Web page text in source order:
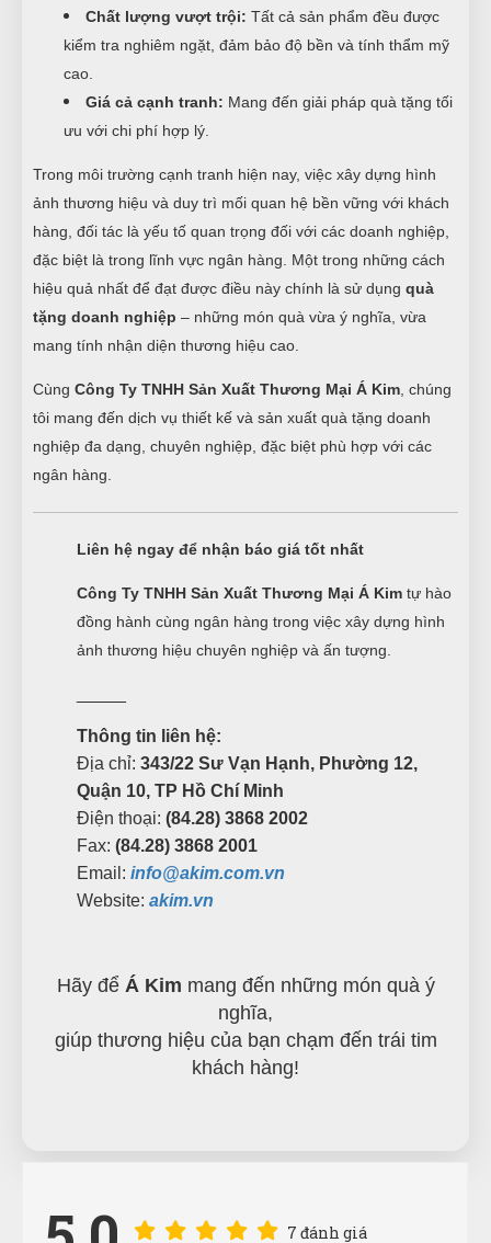
Chất lượng vượt trội: Tất cả sản phẩm đều được
kiểm tra nghiêm ngặt, đảm bảo độ bền và tính thẩm mỹ
cao.
Giá cả cạnh tranh: Mang đến giải pháp quà tặng tối
ưu với chi phí hợp lý.
Trong môi trường cạnh tranh hiện nay, việc xây dựng hình
ảnh thương hiệu và duy trì mối quan hệ bền vững với khách
hàng, đối tác là yếu tố quan trọng đối với các doanh nghiệp,
đặc biệt là trong lĩnh vực ngân hàng. Một trong những cách
hiệu quả nhất để đạt được điều này chính là sử dụng quà
tặng doanh nghiệp – những món quà vừa ý nghĩa, vừa
mang tính nhận diện thương hiệu cao.
Cùng Công Ty TNHH Sản Xuất Thương Mại Á Kim , chúng
tôi mang đến dịch vụ thiết kế và sản xuất quà tặng doanh
nghiệp đa dạng, chuyên nghiệp, đặc biệt phù hợp với các
ngân hàng.
Liên hệ ngay để nhận báo giá tốt nhất
Công Ty TNHH Sản Xuất Thương Mại Á Kim tự hào
đồng hành cùng ngân hàng trong việc xây dựng hình
ảnh thương hiệu chuyên nghiệp và ấn tượng.
Thông tin liên hệ:
Địa chỉ: 343/22 Sư Vạn Hạnh, Phường 12,
Quận 10, TP Hồ Chí Minh
Điện thoại: (84.28) 3868 2002
Fax: (84.28) 3868 2001
Email: info@akim.com.vn
Website: akim.vn
Hãy để Á Kim mang đến những món quà ý
nghĩa,
giúp thương hiệu của bạn chạm đến trái tim
khách hàng!
7 đánh giá